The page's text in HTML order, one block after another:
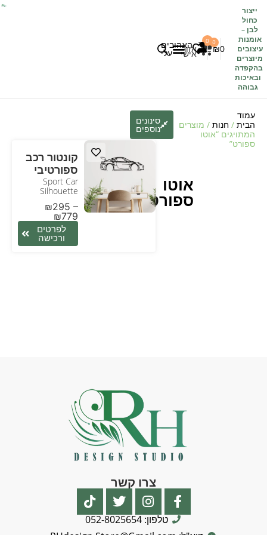
ייצור
כחול
לבן –
אומנות
עיצובים
מיוצרים
בהקפדה
ובאיכות
גבוהה
₪0
0 האהובים
עלי
0
אזור
אישי
עמוד
הבית / חנות / מוצרים
המתויגים “אוטו
ספורט”
אוטו
ספורט
סינונים
נוספים
קונטור רכב
ספורטיבי
Sport Car
Silhouette
₪295 –
₪779
לפרטים
ורכישה
צרו קשר
טלפון: 052-8025654